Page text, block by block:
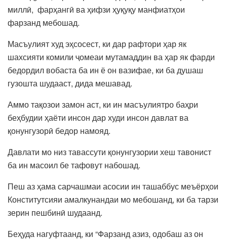
миллӣ, фарҳангӣ ва ҳифзи ҳуқуқу манфиатҳои
фарзанд мебошад.
Масъулият худ эҳсосест, ки дар рафтори ҳар як
шахсияти комили ҷомеаи мутамаддин ва ҳар як фарди
бедордил вобаста ба ин ё он вазифае, ки ба душаш
гузошта шудааст, дида мешавад.
Аммо тақозои замон аст, ки ин масъулиятро баҳри
беҳбудии ҳаёти инсон дар худи инсон давлат ва
қонунгузорӣ бедор намояд.
Давлати мо низ тавассути қонунгузории хеш тавонист
ба ин масоил бе тафовут набошад.
Пеш аз ҳама сарчашмаи асосии ин ташаббус меъёрҳои
Конститутсияи амалкунандаи мо мебошанд, ки ба тарзи
зерин пешбинӣ шудаанд.
Беҳуда нагуфтаанд, ки “Фарзанд азиз, одобаш аз он